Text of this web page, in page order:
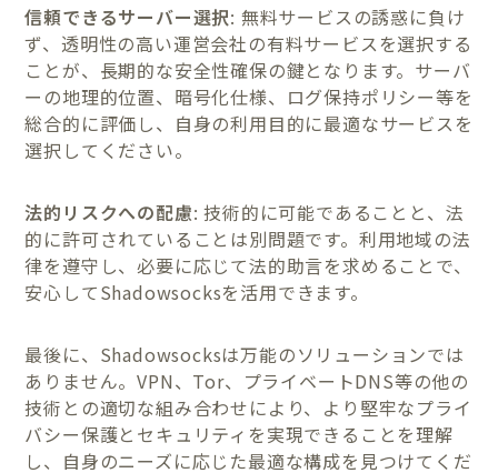
信頼できるサーバー選択: 無料サービスの誘惑に負け
ず、透明性の高い運営会社の有料サービスを選択する
ことが、長期的な安全性確保の鍵となります。サーバ
ーの地理的位置、暗号化仕様、ログ保持ポリシー等を
総合的に評価し、自身の利用目的に最適なサービスを
選択してください。
法的リスクへの配慮: 技術的に可能であることと、法
的に許可されていることは別問題です。利用地域の法
律を遵守し、必要に応じて法的助言を求めることで、
安心してShadowsocksを活用できます。
最後に、Shadowsocksは万能のソリューションでは
ありません。VPN、Tor、プライベートDNS等の他の
技術との適切な組み合わせにより、より堅牢なプライ
バシー保護とセキュリティを実現できることを理解
し、自身のニーズに応じた最適な構成を見つけてくだ